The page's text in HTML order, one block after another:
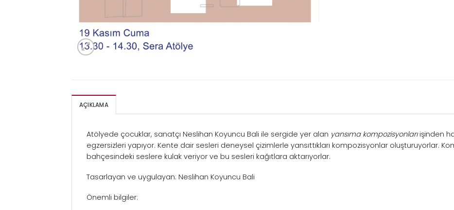
AÇIKLAMA
Atölyede çocuklar, sanatçı Neslihan Koyuncu Bali ile sergide yer alan yansıma kompozisyonlarıişinden
egzersizleri yapıyor. Kente dair sesleri deneysel çizimlerle yansıttıkları kompozisyonlar oluşturuyorlar.
bahçesindeki seslere kulak veriyor ve bu sesleri kağıtlara aktarıyorlar.
Tasarlayan ve uygulayan: Neslihan Koyuncu Bali
Önemli bilgiler: